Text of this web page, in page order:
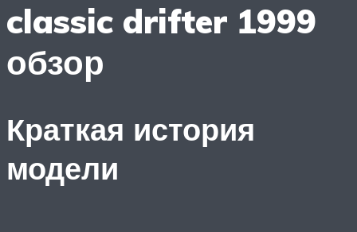
classic drifter 1999
обзор
Краткая история
модели